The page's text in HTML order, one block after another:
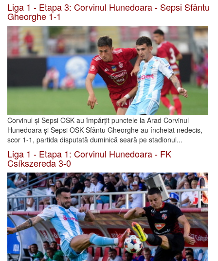
Liga 1 - Etapa 3: Corvinul Hunedoara - Sepsi Sfântu
Gheorghe 1-1
Corvinul și Sepsi OSK au împărțit punctele la Arad Corvinul
Hunedoara și Sepsi OSK Sfântu Gheorghe au încheiat nedecis,
scor 1-1, partida disputată duminică seară pe stadionul...
Liga 1 - Etapa 1: Corvinul Hunedoara - FK
Csíkszereda 3-0